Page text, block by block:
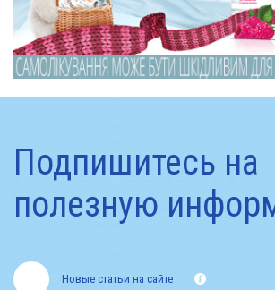
Подпишитесь на
полезную
Новые статьи на сайте